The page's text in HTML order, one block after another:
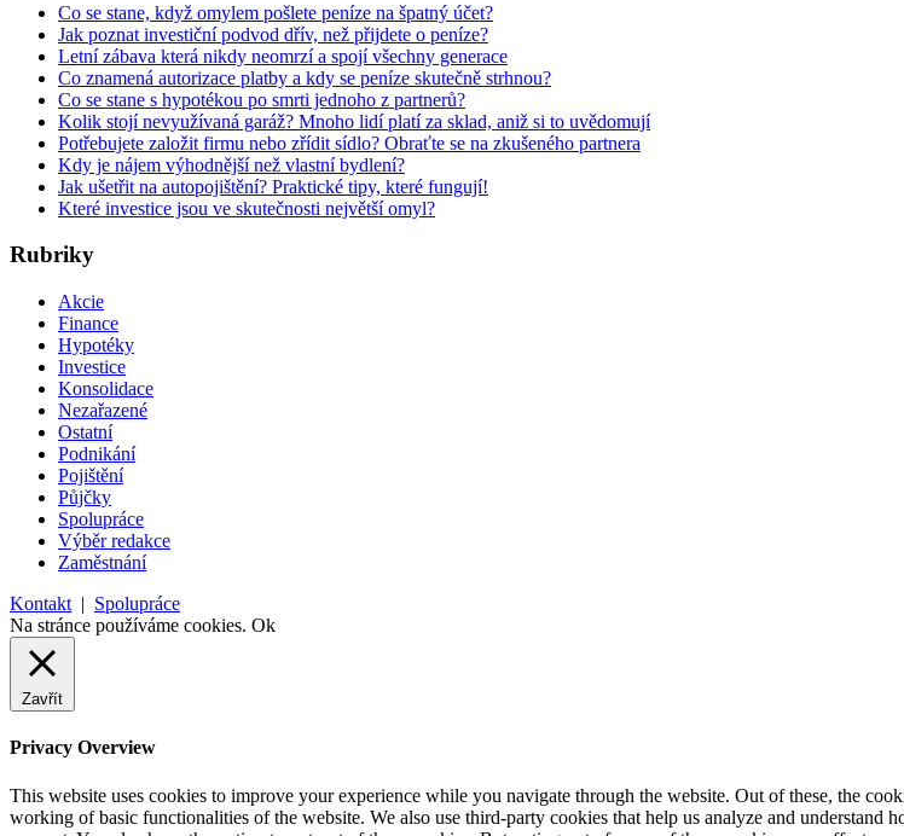
Co se stane, když omylem pošlete peníze na špatný účet?
Jak poznat investiční podvod dřív, než přijdete o peníze?
Letní zábava která nikdy neomrzí a spojí všechny generace
Co znamená autorizace platby a kdy se peníze skutečně strhnou?
Co se stane s hypotékou po smrti jednoho z partnerů?
Kolik stojí nevyužívaná garáž? Mnoho lidí platí za sklad, aniž si to uvědomují
Potřebujete založit firmu nebo zřídit sídlo? Obraťte se na zkušeného partnera
Kdy je nájem výhodnější než vlastní bydlení?
Jak ušetřit na autopojištění? Praktické tipy, které fungují!
Které investice jsou ve skutečnosti největší omyl?
Rubriky
Akcie
Finance
Hypotéky
Investice
Konsolidace
Nezařazené
Ostatní
Podnikání
Pojištění
Půjčky
Spolupráce
Výběr redakce
Zaměstnání
Kontakt | Spolupráce
Na stránce používáme cookies. Ok
Zavřít
Privacy Overview
This website uses cookies to improve your experience while you navigate through the website. Out of these, the
working of basic functionalities of the website. We also use third-party cookies that help us analyze and